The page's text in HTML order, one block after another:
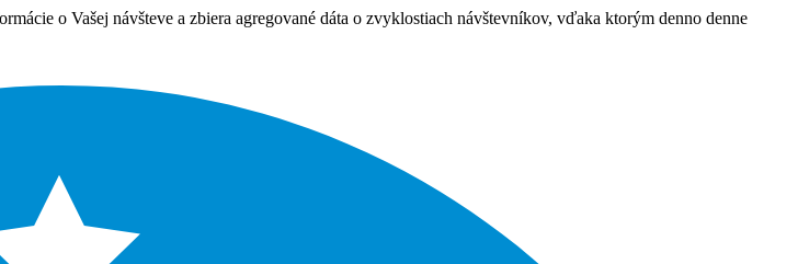
o Vašej návšteve a zbiera agregované dáta o zvyklostiach návštevníkov, vďaka ktorým denno denne